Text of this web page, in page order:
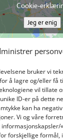
bruker vi
å lagre og/eller få
vil tillate
ID-er på dette
kan ha
Vi og våre
forskjellige formål,
Cookie-
Jeg er enig